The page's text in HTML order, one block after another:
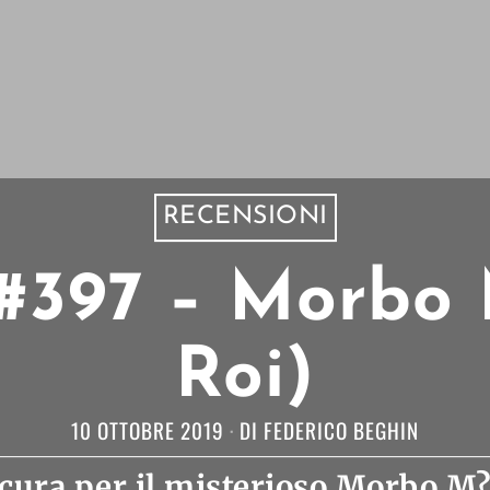
RECENSIONI
– Morbo
Roi)
10 OTTOBRE 2019 DI FEDERICO BEGHIN